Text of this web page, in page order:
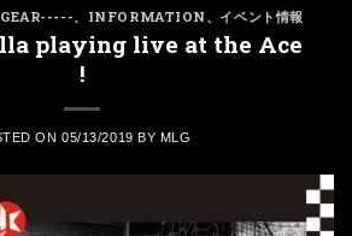
、 INFORMATION 、 イベント情報
playing live at the Ace
!
ON05/13/2019 BY MLG